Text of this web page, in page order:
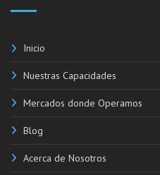
Inicio
Nuestras Capacidades
Mercados donde Operamos
Blog
Acerca de Nosotros